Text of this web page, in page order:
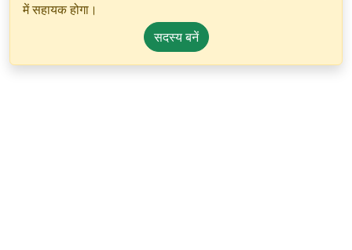
में सहायक होगा।
सदस्य बनें